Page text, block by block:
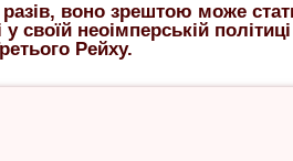
воно зрештою може
неоімперській політиці
Рейху.